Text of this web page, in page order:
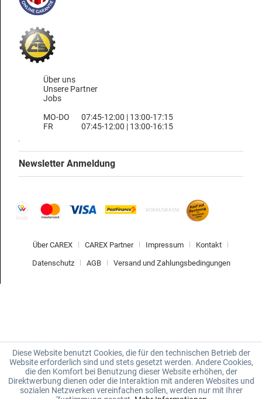
Über uns
Unsere Partner
Jobs
MO-DO
FR
07:45-12:00 | 13:00-17:15
07:45-12:00 | 13:00-16:15
Newsletter Anmeldung
Über CAREX CAREX Partner Impressum Kontakt
Datenschutz AGB Versand und Zahlungsbedingungen
Diese Website benutzt Cookies, die für den technischen Betrieb der
Website erforderlich sind und stets gesetzt werden. Andere Cookies,
die den Komfort bei Benutzung dieser Website erhöhen, der
Direktwerbung dienen oder die Interaktion mit anderen Websites und
sozialen Netzwerken vereinfachen sollen, werden nur mit Ihrer